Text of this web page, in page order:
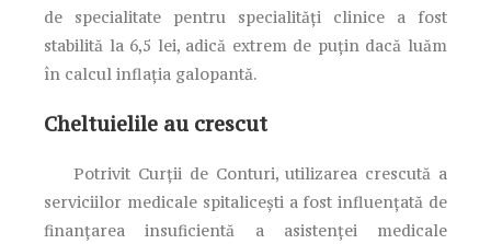
de specialitate pentru specialităţi clinice a fost
stabilită la 6,5 lei, adică extrem de puțin dacă luăm
în calcul inflația galopantă.
Cheltuielile au crescut
Potrivit Curții de Conturi, utilizarea crescută a
serviciilor medicale spitaliceşti a fost influenţată de
finanţarea insuficientă a asistenţei medicale